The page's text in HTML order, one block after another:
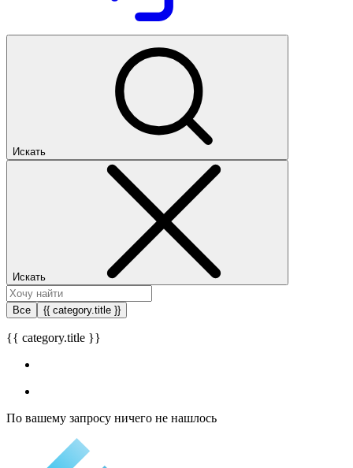
Искать
Искать
Все {{ category.title }}
{{ category.title }}
По вашему запросу ничего не нашлось